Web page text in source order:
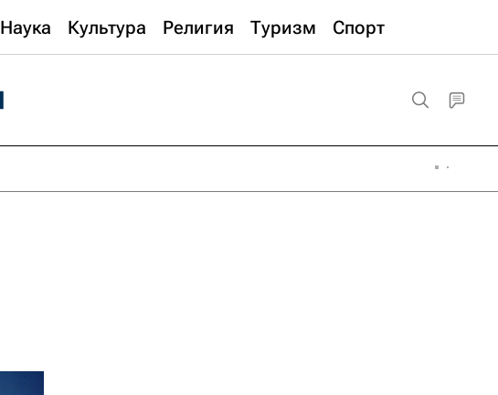
Наука Культура Религия Туризм Спорт